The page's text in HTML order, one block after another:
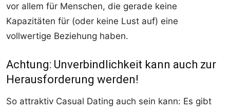
vor allem für Menschen, die gerade keine
Kapazitäten für (oder keine Lust auf) eine
vollwertige Beziehung haben.
Achtung: Unverbindlichkeit kann auch zur
Herausforderung werden!
So attraktiv Casual Dating auch sein kann: Es gibt